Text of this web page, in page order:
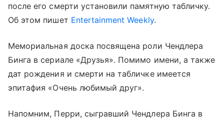
после его смерти установили памятную табличку.
Об этом пишет Entertainment Weekly.
Мемориальная доска посвящена роли Чендлера
Бинга в сериале «Друзья». Помимо имени, а также
дат рождения и смерти на табличке имеется
эпитафия «Очень любимый друг».
Напомним, Перри, сыгравший Чендлера Бинга в